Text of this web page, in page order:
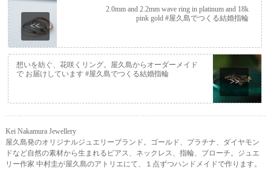
<<
2.0mm and 2.2mm wave ring in platinum and 18k
pink gold #屋久島でつくる結婚指輪
>>
想いを紡ぐ、花咲くリング。屋久島からオーダーメイド
で お届けしています #屋久島でつくる結婚指輪
Kei Nakamura Jewellery
屋久島発のオリジナルジュエリーブランド。ゴールド、プラチナ、ダイヤモン
ドなど自然の素材から生まれるピアス、ネックレス、指輪、ブローチ。ジュエ
リー作家 中村圭が屋久島のアトリエにて、１点ずつハンドメイドで作ります。